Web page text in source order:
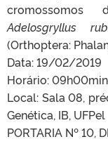
cromossomos
Adelosgryllus
(Orthoptera:
Data: 19/02/2019
Horário: 09h00min
Local: Sala 08,
Genética, IB, UFPel
PORTARIA Nº 10,